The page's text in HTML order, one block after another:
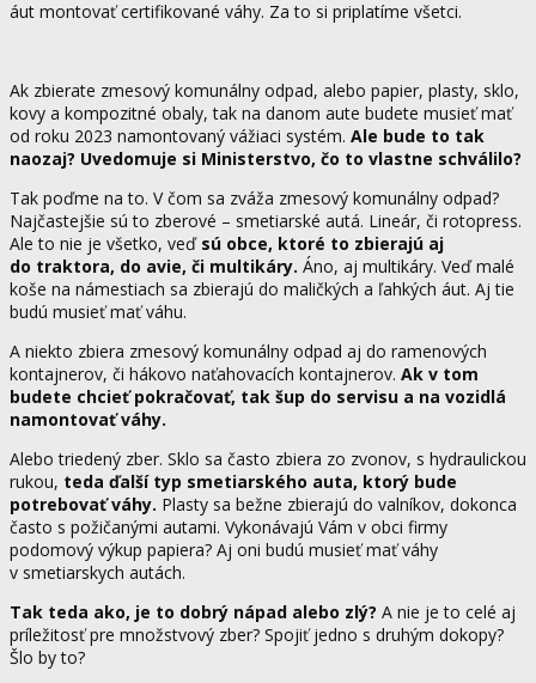
áut montovať certifikované váhy. Za to si priplatíme všetci.
Ak zbierate zmesový komunálny odpad, alebo papier, plasty, sklo,
kovy a kompozitné obaly, tak na danom aute budete musieť mať
od roku 2023 namontovaný vážiaci systém. Ale bude to tak
naozaj? Uvedomuje si Ministerstvo, čo to vlastne schválilo?
Tak poďme na to. V čom sa zváža zmesový komunálny odpad?
Najčastejšie sú to zberové – smetiarské autá. Lineár, či rotopress.
Ale to nie je všetko, veď sú obce, ktoré to zbierajú aj
do traktora, do avie, či multikáry. Áno, aj multikáry. Veď malé
koše na námestiach sa zbierajú do maličkých a ľahkých áut. Aj tie
budú musieť mať váhu.
A niekto zbiera zmesový komunálny odpad aj do ramenových
kontajnerov, či hákovo naťahovacích kontajnerov. Ak v tom
budete chcieť pokračovať, tak šup do servisu a na vozidlá
namontovať váhy.
Alebo triedený zber. Sklo sa často zbiera zo zvonov, s hydraulickou
rukou, teda ďalší typ smetiarského auta, ktorý bude
potrebovať váhy. Plasty sa bežne zbierajú do valníkov, dokonca
často s požičanými autami. Vykonávajú Vám v obci firmy
podomový výkup papiera? Aj oni budú musieť mať váhy
v smetiarskych autách.
Tak teda ako, je to dobrý nápad alebo zlý? A nie je to celé aj
príležitosť pre množstvový zber? Spojiť jedno s druhým dokopy?
Šlo by to?